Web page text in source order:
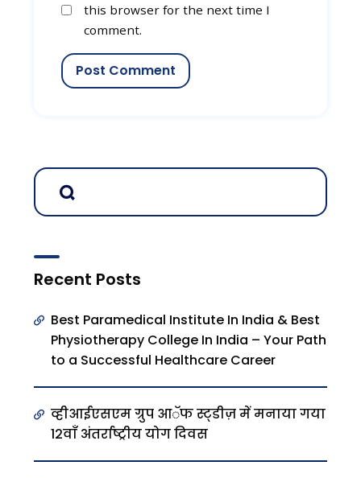
this browser for the next time I
comment.
Post Comment
Recent Posts
Best Paramedical Institute In India & Best
Physiotherapy College In India – Your Path
to a Successful Healthcare Career
व्हीआईएसएम ग्रुप आॅफ स्ट्डीज़ में मनाया गया
12वाँ अंतर्राष्ट्रीय योग दिवस